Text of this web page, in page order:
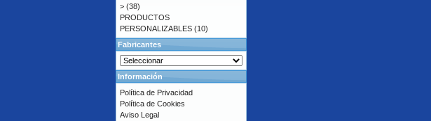
> (38)
PRODUCTOS
PERSONALIZABLES (10)
Fabricantes
Información
Política de Privacidad
Política de Cookies
Aviso Legal